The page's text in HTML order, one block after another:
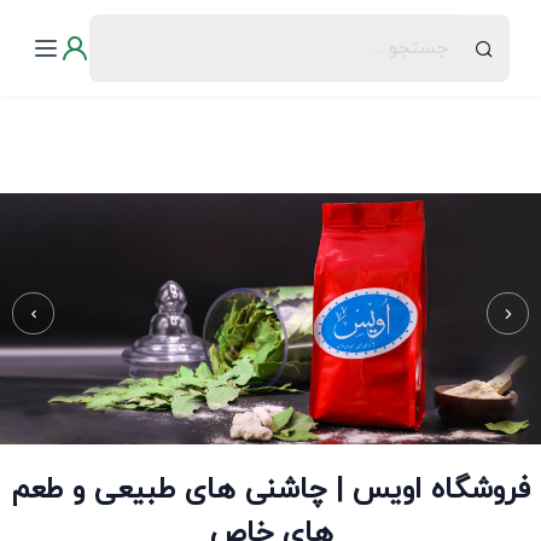
فروشگاه اویس | چاشنی های طبیعی و طعم